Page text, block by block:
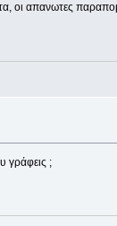
απανωτες
γράφεις ;